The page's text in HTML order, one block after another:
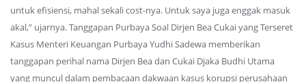
untuk efisiensi, mahal sekali cost-nya. Untuk saya juga enggak masuk
akal,” ujarnya. Tanggapan Purbaya Soal Dirjen Bea Cukai yang Terseret
Kasus Menteri Keuangan Purbaya Yudhi Sadewa memberikan
tanggapan perihal nama Dirjen Bea dan Cukai Djaka Budhi Utama
yang muncul dalam pembacaan dakwaan kasus korupsi perusahaan